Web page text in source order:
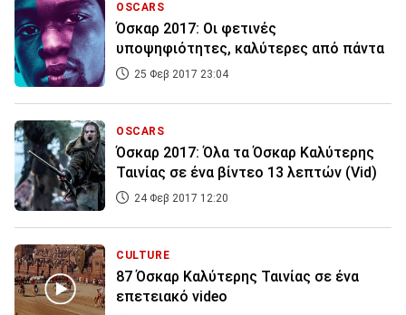
OSCARS
Όσκαρ 2017: Οι φετινές
υποψηφιότητες, καλύτερες από πάντα
25 Φεβ 2017 23:04
OSCARS
Όσκαρ 2017: Όλα τα Όσκαρ Καλύτερης
Ταινίας σε ένα βίντεο 13 λεπτών (Vid)
24 Φεβ 2017 12:20
CULTURE
87 Όσκαρ Καλύτερης Ταινίας σε ένα
επετειακό video